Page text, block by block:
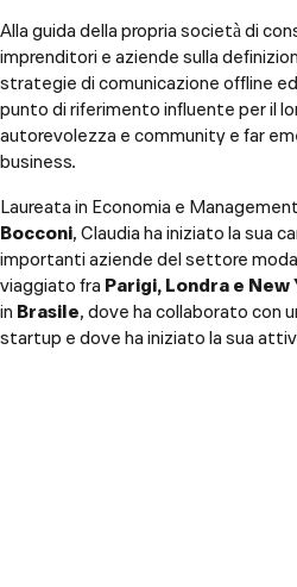
Alla guida della propria società di
imprenditori e aziende sulla
strategie di comunicazione offline
punto di riferimento influente per il
autorevolezza e community e far
business.
Laureata in Economia e
Bocconi, Claudia ha iniziato la sua
importanti aziende del settore moda
viaggiato fra Parigi, Londra e New
in Brasile, dove ha collaborato con
startup e dove ha iniziato la sua